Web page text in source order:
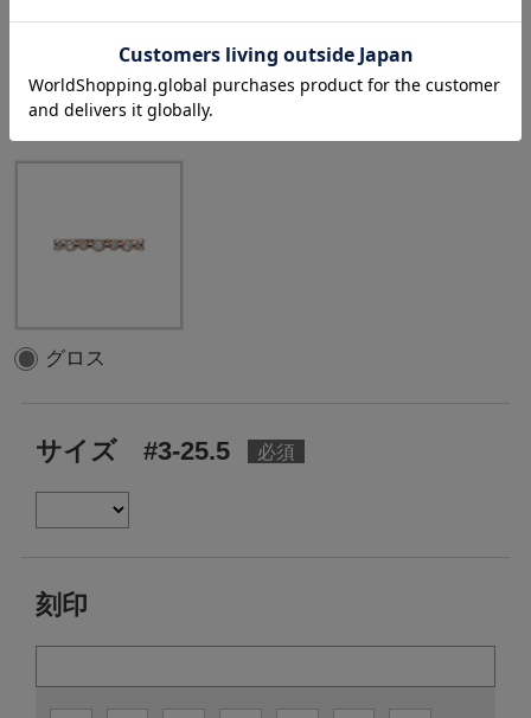
Diamond:5pc,0.05ct
選択中のテクスチャ
グロス
サイズ #3-25.5
刻印